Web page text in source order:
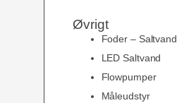
Øvrigt
Foder – Saltvand
LED Saltvand
Flowpumper
Måleudstyr